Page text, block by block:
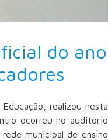
do ano
realizou nesta
ocorreu no auditório
municipal de ensino